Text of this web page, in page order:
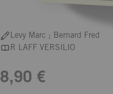
Levy Marc ; Bernard Fred
R LAFF VERSILIO
8,90 €